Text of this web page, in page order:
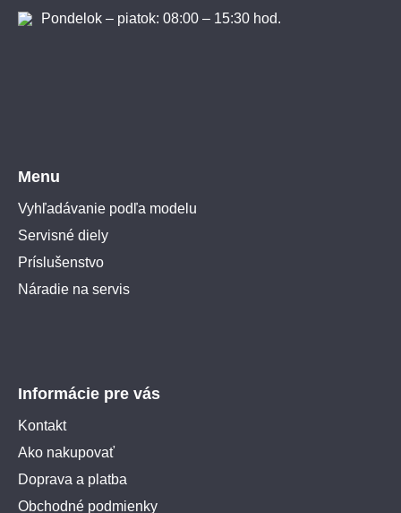
Pondelok – piatok: 08:00 – 15:30 hod.
Menu
Vyhľadávanie podľa modelu
Servisné diely
Príslušenstvo
Náradie na servis
Informácie pre vás
Kontakt
Ako nakupovať
Doprava a platba
Obchodné podmienky